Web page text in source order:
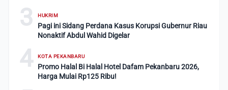
3 HUKRIM
Pagi ini Sidang Perdana Kasus Korupsi Gubernur Riau
Nonaktif Abdul Wahid Digelar
4 KOTA PEKANBARU
Promo Halal Bi Halal Hotel Dafam Pekanbaru 2026,
Harga Mulai Rp125 Ribu!